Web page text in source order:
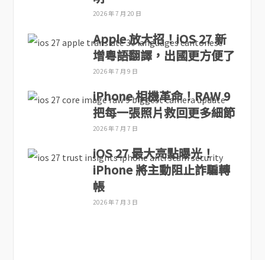
2026 年 7 月 20 日
Apple 放大招！iOS 27 新
增粵語翻譯，出國更方便了
2026 年 7 月 9 日
iPhone 相機革命！RAW 9
把每一張照片救回更多細節
2026 年 7 月 7 日
iOS 27 最大亮點曝光！
iPhone 將主動阻止詐騙轉
帳
2026 年 7 月 3 日